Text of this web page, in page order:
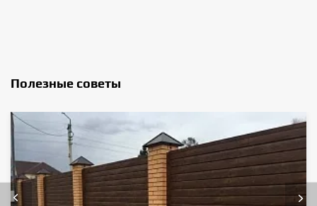
Полезные советы